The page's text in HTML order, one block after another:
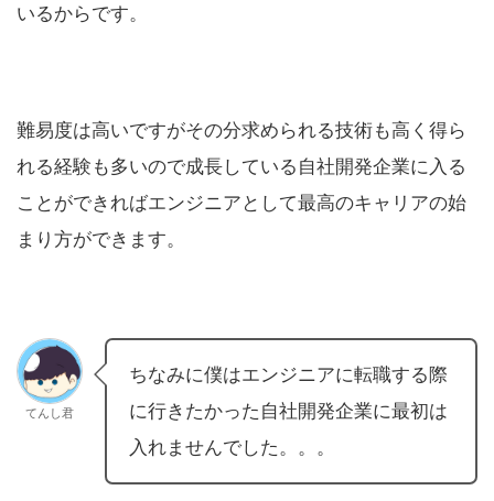
いるからです。
難易度は高いですがその分求められる技術も高く得ら
れる経験も多いので成長している自社開発企業に入る
ことができればエンジニアとして最高のキャリアの始
まり方ができます。
てんし君
ちなみに僕はエンジニアに転職する際
に行きたかった自社開発企業に最初は
入れませんでした。。。